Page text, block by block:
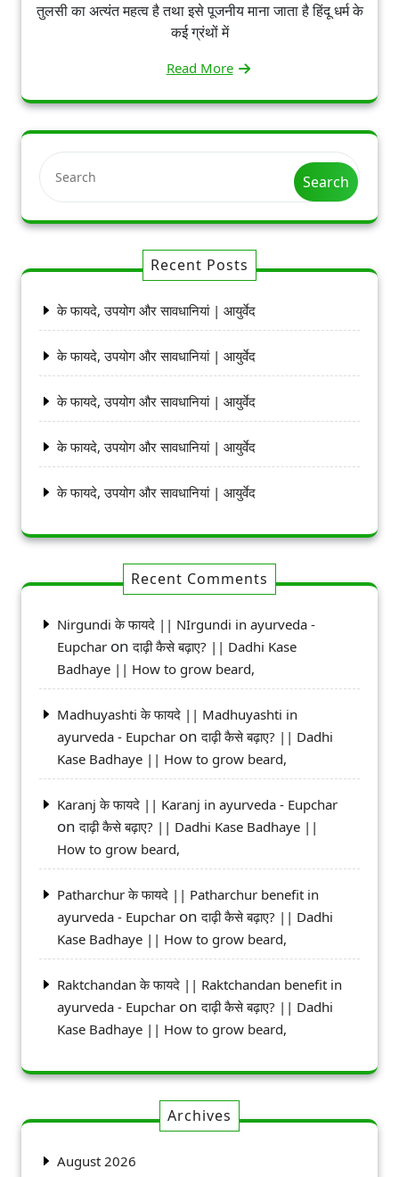
तुलसी का अत्यंत महत्व है तथा इसे पूजनीय माना जाता है हिंदू धर्म के
कई ग्रंथों में
Read More
Search
Recent Posts
के फायदे, उपयोग और सावधानियां | आयुर्वेद
के फायदे, उपयोग और सावधानियां | आयुर्वेद
के फायदे, उपयोग और सावधानियां | आयुर्वेद
के फायदे, उपयोग और सावधानियां | आयुर्वेद
के फायदे, उपयोग और सावधानियां | आयुर्वेद
Recent Comments
Nirgundi के फायदे || NIrgundi in ayurveda -
Eupchar onदाढ़ी कैसे बढ़ाए? || Dadhi Kase
Badhaye || How to grow beard,
Madhuyashti के फायदे || Madhuyashti in
ayurveda - Eupchar onदाढ़ी कैसे बढ़ाए? || Dadhi
Kase Badhaye || How to grow beard,
Karanj के फायदे || Karanj in ayurveda - Eupchar
onदाढ़ी कैसे बढ़ाए? || Dadhi Kase Badhaye ||
How to grow beard,
Patharchur के फायदे || Patharchur benefit in
ayurveda - Eupchar onदाढ़ी कैसे बढ़ाए? || Dadhi
Kase Badhaye || How to grow beard,
Raktchandan के फायदे || Raktchandan benefit in
ayurveda - Eupchar onदाढ़ी कैसे बढ़ाए? || Dadhi
Kase Badhaye || How to grow beard,
Archives
August 2026